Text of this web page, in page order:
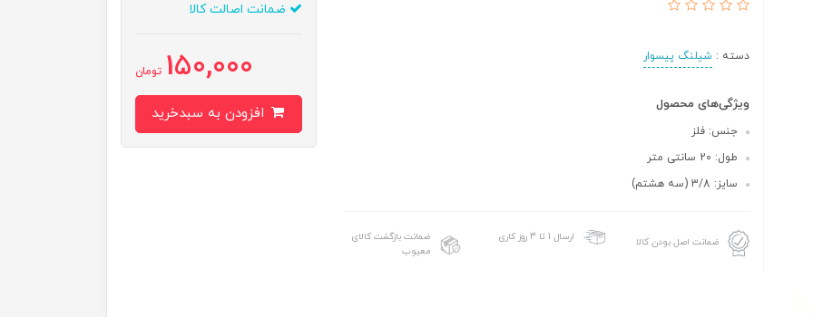
دسته : شیلنگ پیسوار
ویژگی‌های محصول
جنس: فلز
طول: 20 سانتی متر
سایز: 3/8 (سه هشتم)
ضمانت اصل بودن کالا ارسال 1 تا 3 روز کاری
ضمانت بازگشت کالای
معیوب
ضمانت اصالت کالا
150,000 تومان